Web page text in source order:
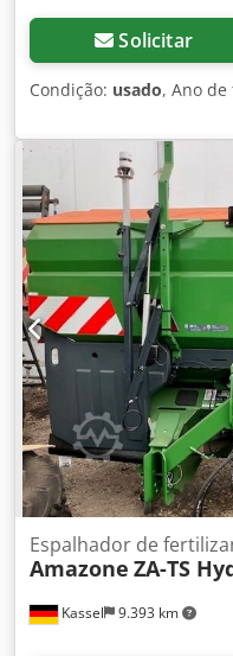
Solicitar
Condição: usado, Ano
Kassel 9.393 km
Espalhador de
Amazone ZA-TS